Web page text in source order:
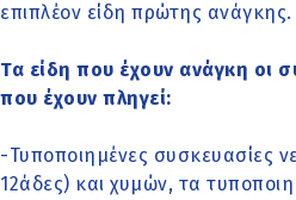
επιπλέον είδη πρώτης ανάγκης.
Τα είδη που έχουν ανάγκη οι
που έχουν πληγεί:
-Τυποποιημένες συσκευασίες
12άδες) και χυμών, τα